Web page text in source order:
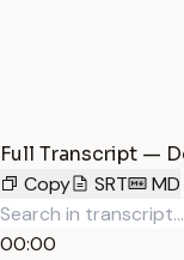
Full Transcript —
Copy
SRT MD
00:00